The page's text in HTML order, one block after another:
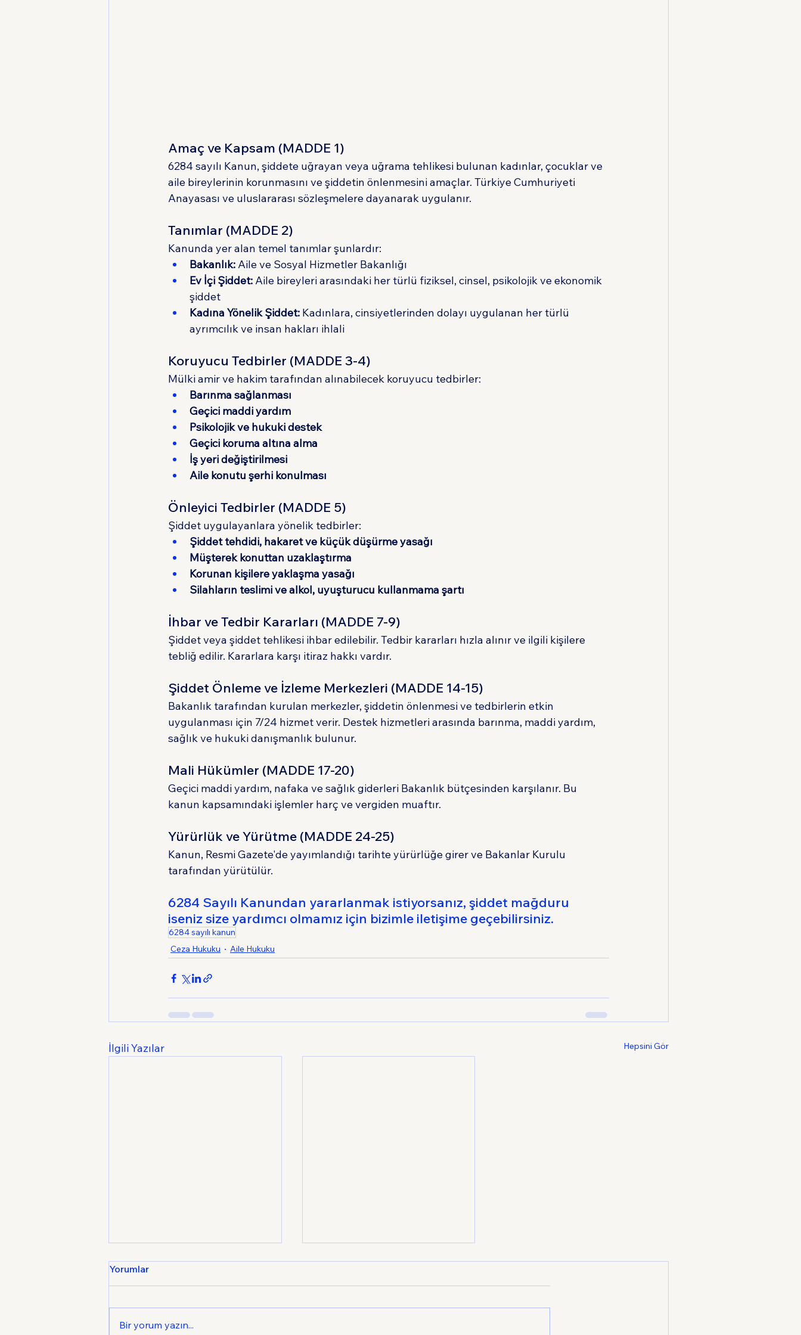
Amaç ve Kapsam (MADDE 1)
6284 sayılı Kanun, şiddete uğrayan veya uğrama tehlikesi bulunan kadınlar, çocuklar ve
aile bireylerinin korunmasını ve şiddetin önlenmesini amaçlar. Türkiye Cumhuriyeti
Anayasası ve uluslararası sözleşmelere dayanarak uygulanır.
Tanımlar (MADDE 2)
Kanunda yer alan temel tanımlar şunlardır:
Bakanlık: Aile ve Sosyal Hizmetler Bakanlığı
Ev İçi Şiddet: Aile bireyleri arasındaki her türlü fiziksel, cinsel, psikolojik ve ekonomik
şiddet
Kadına Yönelik Şiddet: Kadınlara, cinsiyetlerinden dolayı uygulanan her türlü
ayrımcılık ve insan hakları ihlali
Koruyucu Tedbirler (MADDE 3-4)
Mülki amir ve hakim tarafından alınabilecek koruyucu tedbirler:
Barınma sağlanması
Geçici maddi yardım
Psikolojik ve hukuki destek
Geçici koruma altına alma
İş yeri değiştirilmesi
Aile konutu şerhi konulması
Önleyici Tedbirler (MADDE 5)
Şiddet uygulayanlara yönelik tedbirler:
Şiddet tehdidi, hakaret ve küçük düşürme yasağı
Müşterek konuttan uzaklaştırma
Korunan kişilere yaklaşma yasağı
Silahların teslimi ve alkol, uyuşturucu kullanmama şartı
İhbar ve Tedbir Kararları (MADDE 7-9)
Şiddet veya şiddet tehlikesi ihbar edilebilir. Tedbir kararları hızla alınır ve ilgili kişilere
tebliğ edilir. Kararlara karşı itiraz hakkı vardır.
Şiddet Önleme ve İzleme Merkezleri (MADDE 14-15)
Bakanlık tarafından kurulan merkezler, şiddetin önlenmesi ve tedbirlerin etkin
uygulanması için 7/24 hizmet verir. Destek hizmetleri arasında barınma, maddi yardım,
sağlık ve hukuki danışmanlık bulunur.
Mali Hükümler (MADDE 17-20)
Geçici maddi yardım, nafaka ve sağlık giderleri Bakanlık bütçesinden karşılanır. Bu
kanun kapsamındaki işlemler harç ve vergiden muaftır.
Yürürlük ve Yürütme (MADDE 24-25)
Kanun, Resmi Gazete'de yayımlandığı tarihte yürürlüğe girer ve Bakanlar Kurulu
tarafından yürütülür.
6284 Sayılı Kanundan yararlanmak istiyorsanız, şiddet mağduru
iseniz size yardımcı olmamız için bizimle iletişime geçebilirsiniz.
6284 sayılı kanun
Ceza Hukuku
Aile Hukuku
İlgili Yazılar Hepsini Gör
Yorumlar
Bir yorum yazın...